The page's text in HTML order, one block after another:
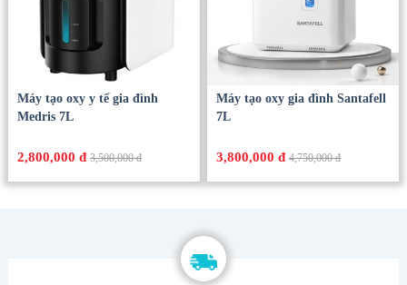
Máy tạo oxy y tế gia đình
Medris 7L
2,800,000 đ 3,500,000 đ
Máy tạo oxy gia đình Santafell
7L
3,800,000 đ 4,750,000 đ